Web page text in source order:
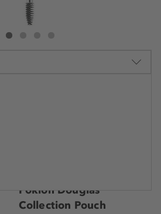
Douglas Collection Powder Brow Liner
Poklon Douglas
Collection Pouch